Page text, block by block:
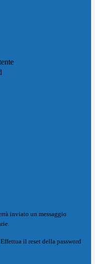
inviato un messaggio
il reset della password